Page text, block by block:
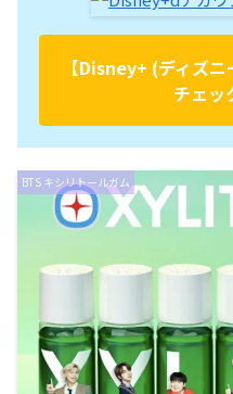
【Disney+ (ディズ
チェッ
BTS キシリトールガム